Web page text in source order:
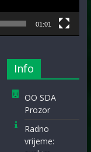
01:01
Info
OO SDA
Prozor
Radno
vrijeme: